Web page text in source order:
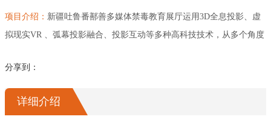
项目介绍： 新疆吐鲁番鄯善多媒体禁毒教育展厅运用3D全息投影、虚
拟现实VR 、弧幕投影融合、投影互动等多种高科技技术，从多个角度
育数字展馆是由西安一笔一画科技有限公司设计施工完成，西安一笔
一画科技有限公司始终坚持以客户为中心，为全国各行业提供专业而
有价值的“可视化信息智慧呈现”产品及解决方案。可为客户提供项目咨
分享到：
详细介绍